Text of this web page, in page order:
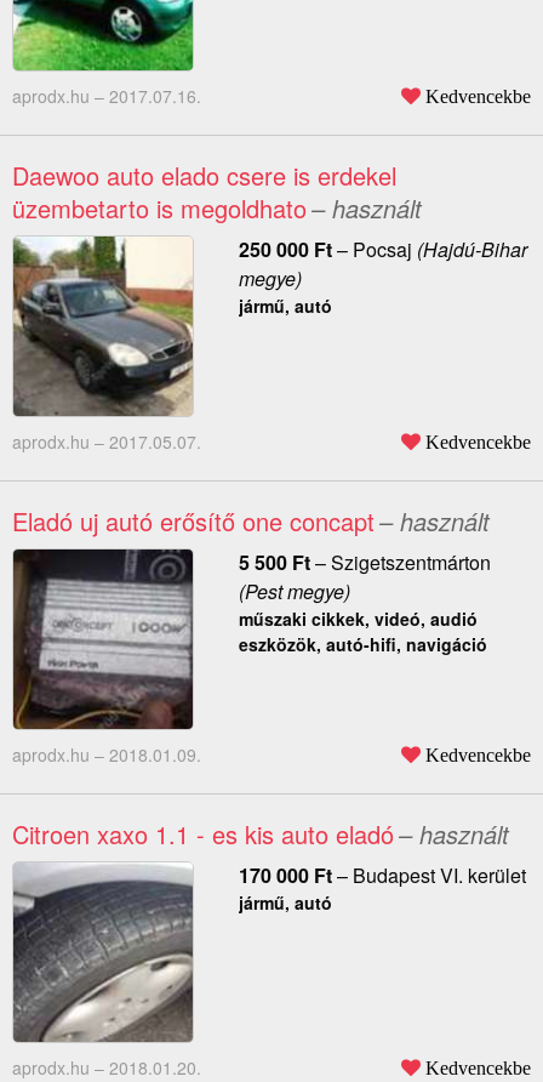
aprodx.hu – 2017.07.16. Kedvencekbe
Daewoo auto elado csere is erdekel
üzembetarto is megoldhato– használt
250 000 Ft– Pocsaj (Hajdú-Bihar
megye)
jármű, autó
aprodx.hu – 2017.05.07. Kedvencekbe
Eladó uj autó erősítő one concapt– használt
5 500 Ft–Szigetszentmárton
(Pest megye)
műszaki cikkek, videó, audió
eszközök, autó-hifi, navigáció
aprodx.hu – 2018.01.09. Kedvencekbe
Citroen xaxo 1.1 - es kis auto eladó– használt
170 000 Ft– Budapest VI. kerület
jármű, autó
aprodx.hu – 2018.01.20. Kedvencekbe